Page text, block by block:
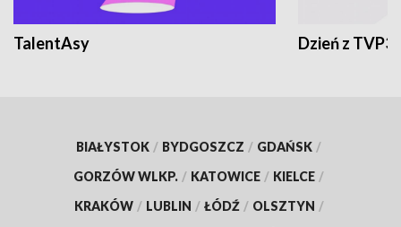
TalentAsy Dzień z TVP3
BIAŁYSTOK / BYDGOSZCZ / GDAŃSK /
GORZÓW WLKP. / KATOWICE / KIELCE /
KRAKÓW / LUBLIN / ŁÓDŹ / OLSZTYN /